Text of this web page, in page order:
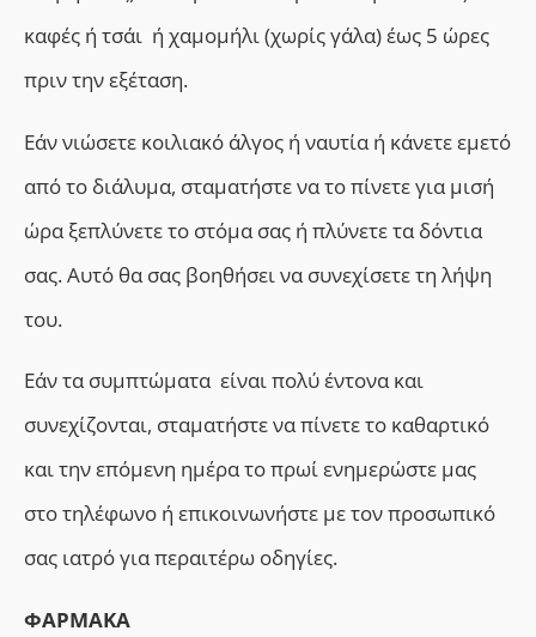
καφές ή τσάι ή χαμομήλι (χωρίς γάλα) έως 5 ώρες
πριν την εξέταση.
Εάν νιώσετε κοιλιακό άλγος ή ναυτία ή κάνετε εμετό
από το διάλυμα, σταματήστε να το πίνετε για μισή
ώρα ξεπλύνετε το στόμα σας ή πλύνετε τα δόντια
σας. Αυτό θα σας βοηθήσει να συνεχίσετε τη λήψη
του.
Εάν τα συμπτώματα είναι πολύ έντονα και
συνεχίζονται, σταματήστε να πίνετε το καθαρτικό
και την επόμενη ημέρα το πρωί ενημερώστε μας
στο τηλέφωνο ή επικοινωνήστε με τον προσωπικό
σας ιατρό για περαιτέρω οδηγίες.
ΦΑΡΜΑΚΑ